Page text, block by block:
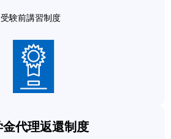
験前講習制度
金代理返還制度